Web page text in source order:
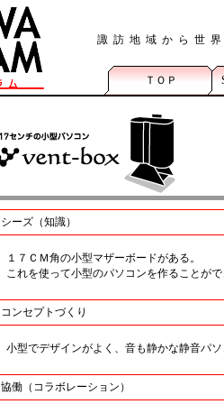
諏訪地域から世
ＴＯＰ
シーズ（知識）
１７ＣＭ角の小型マザーボードがある。
これを使って小型のパソコンを作ることがで
コンセプトづくり
小型でデザインがよく、音も静かな静音パソ
協働（コラボレーション）